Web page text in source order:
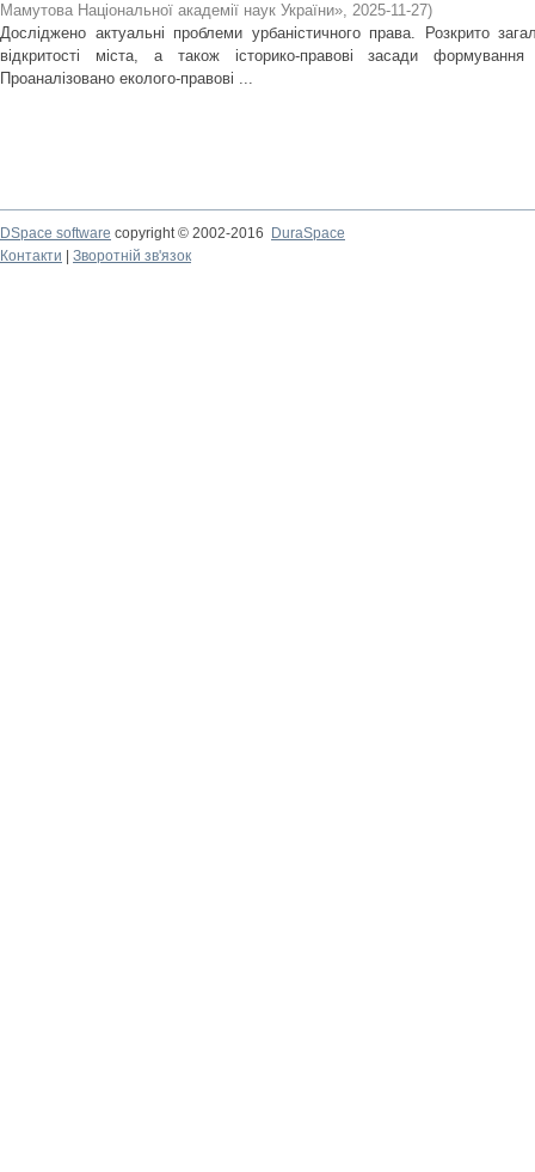
Мамутова Національної академії наук України», 2025-11-27)
Досліджено актуальні проблеми урбаністичного права. Розкрито
відкритості міста, а також історико-правові засади формування
Проаналізовано еколого-правові ...
DSpace software copyright © 2002-2016
DuraSpace
Контакти
Зворотній зв'язок